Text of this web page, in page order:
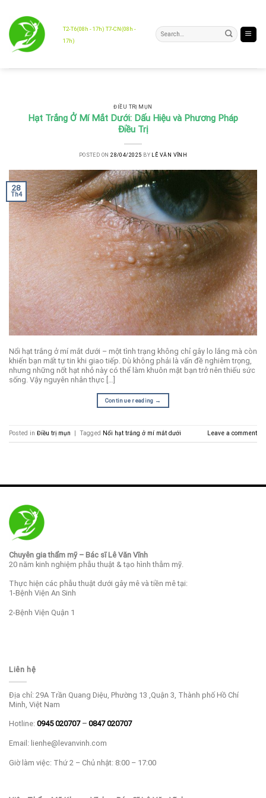
content
T2-T6(08h - 17h) T7-CN(08h -
17h)
ĐIỀU TRỊ MỤN
Hạt Trắng Ở Mí Mắt Dưới: Dấu Hiệu và Phương Pháp
Điều Trị
POSTED ON28/04/2025 BY LÊ VĂN VĨNH
28
Th4
Nổi hạt trắng ở mí mắt dưới – một tình trạng không chỉ gây lo lắng mà còn
khiến bạn mất tự tin khi giao tiếp. Dù không phải là vấn đề nghiêm trọng,
nhưng những nốt hạt nhỏ này có thể làm khuôn mặt bạn trở nên thiếu sức
sống. Vậy nguyên nhân thực […]
Continue reading →
Posted in Điều trị mụn | Tagged Nổi hạt trắng ở mí mắt dưới Leave a comment
Chuyên gia thẩm mỹ – Bác sĩ Lê Văn Vĩnh
20 năm kinh nghiệm phẫu thuật & tạo hình thẫm mỹ.
Thực hiện các phẫu thuật dưới gây mê và tiền mê tại:
1-Bệnh Viện An Sinh
2-Bệnh Viện Quận 1
Liên hệ
Địa chỉ: 29A Trần Quang Diệu, Phường 13 ,Quận 3, Thành phố Hồ Chí
Minh, Việt Nam
Hotline: 0945 020707– 0847 020707
Email: lienhe@levanvinh.com
Giờ làm việc: Thứ 2 – Chủ nhật: 8:00 – 17:00